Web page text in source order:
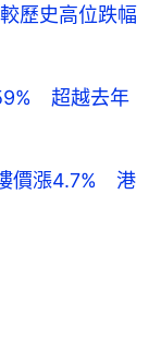
歷史高位跌幅
超越去年
價漲4.7% 港